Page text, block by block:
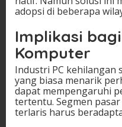
adopsi di beberapa
Implikasi
Komputer
Industri PC kehilangan
yang biasa menarik
dapat mempengaruhi
tertentu. Segmen
terlaris harus